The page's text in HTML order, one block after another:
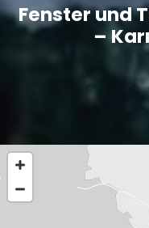
Fenster und
–